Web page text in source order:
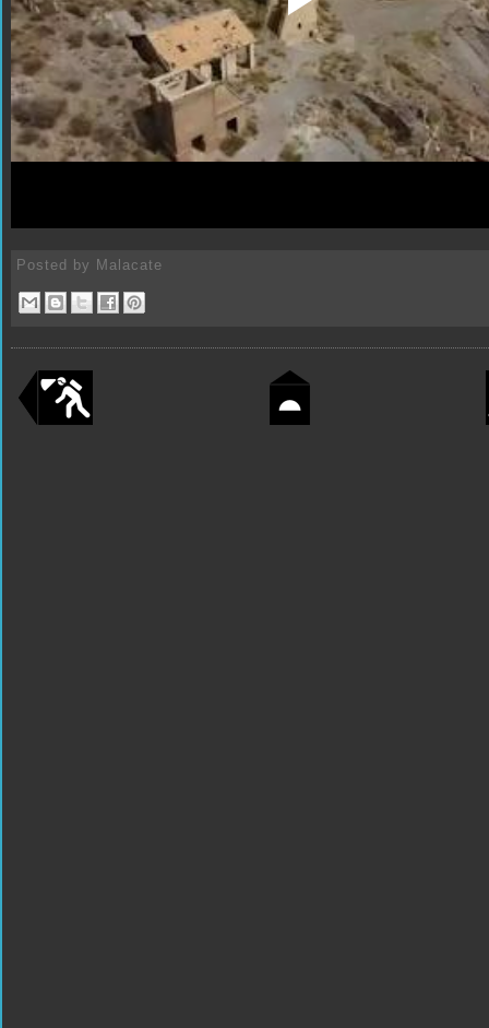
Posted by Malacate